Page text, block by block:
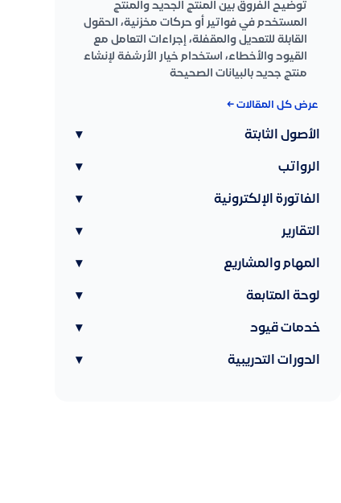
توضيح الفروق بين المنتج الجديد والمنتج
المستخدم في فواتير أو حركات مخزنية، الحقول
القابلة للتعديل والمقفلة، إجراءات التعامل مع
القيود والأخطاء، استخدام خيار الأرشفة لإنشاء
منتج جديد بالبيانات الصحيحة
عرض كل المقالات ←
الأصول الثابتة ▾
الرواتب ▾
الفاتورة الإلكترونية ▾
التقارير ▾
المهام والمشاريع ▾
لوحة المتابعة ▾
خدمات قيود ▾
الدورات التدريبية ▾